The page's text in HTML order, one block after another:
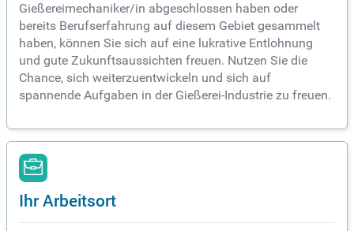
Gießereimechaniker/in abgeschlossen haben oder
bereits Berufserfahrung auf diesem Gebiet gesammelt
haben, können Sie sich auf eine lukrative Entlohnung
und gute Zukunftsaussichten freuen. Nutzen Sie die
Chance, sich weiterzuentwickeln und sich auf
spannende Aufgaben in der Gießerei-Industrie zu freuen.
Ihr Arbeitsort